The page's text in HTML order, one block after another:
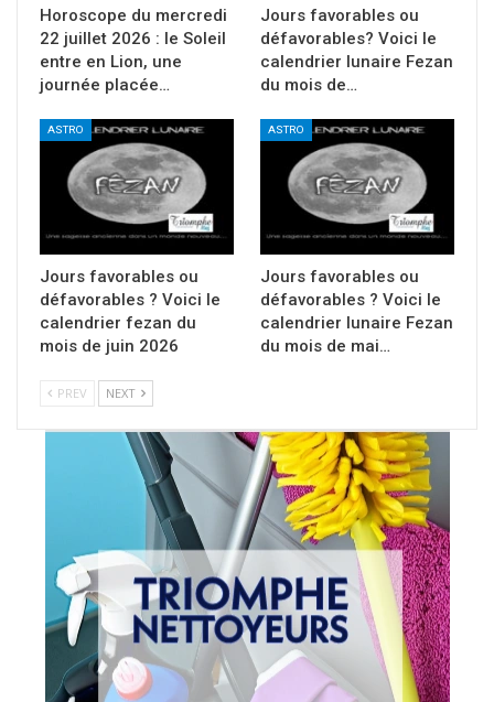
Horoscope du mercredi
22 juillet 2026 : le Soleil
entre en Lion, une
journée placée…
Jours favorables ou
défavorables? Voici le
calendrier lunaire Fezan
du mois de…
ASTRO
Jours favorables ou
défavorables ? Voici le
calendrier fezan du
mois de juin 2026
ASTRO
Jours favorables ou
défavorables ? Voici le
calendrier lunaire Fezan
du mois de mai…
PREV NEXT